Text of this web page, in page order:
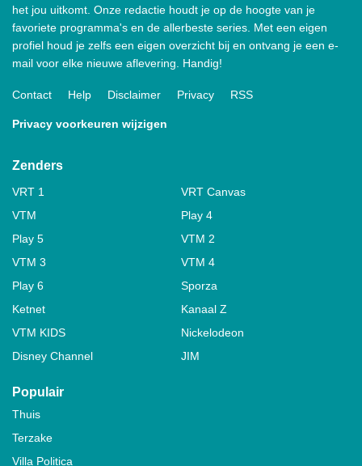
het jou uitkomt. Onze redactie houdt je op de hoogte van je
favoriete programma's en de allerbeste series. Met een eigen
profiel houd je zelfs een eigen overzicht bij en ontvang je een e-
mail voor elke nieuwe aflevering. Handig!
Contact Help Disclaimer Privacy RSS
Privacy voorkeuren wijzigen
Zenders
VRT 1
VRT Canvas
VTM
Play 4
Play 5
VTM 2
VTM 3
VTM 4
Play 6
Sporza
Ketnet
Kanaal Z
VTM KIDS
Nickelodeon
Disney Channel
JIM
Populair
Thuis
Terzake
Villa Politica